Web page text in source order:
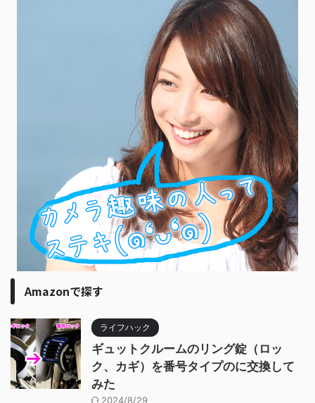
Amazonで探す
ライフハック
ギュットクルームのリング錠（ロッ
ク、カギ）を番号タイプのに交換して
みた
2024/8/29